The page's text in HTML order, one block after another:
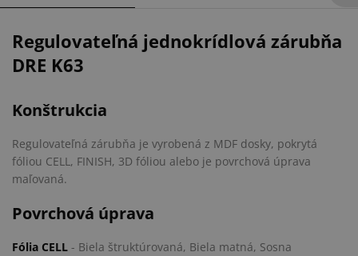
Regulovateľná jednokrídlová zárubňa
DRE K63
Konštrukcia
Regulovateľná zárubňa je vyrobená z MDF dosky, pokrytá
fóliou CELL, FINISH, 3D fóliou alebo je povrchová úprava
maľovaná.
Povrchová úprava
Fólia CELL - Biela štruktúrovaná, Biela matná, Sosna